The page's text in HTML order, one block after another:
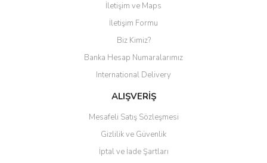
Yorum Yaz
İletişim ve Maps
İletişim Formu
Biz Kimiz?
Banka Hesap Numaralarımız
International Delivery
ALIŞVERİŞ
Mesafeli Satış Sözleşmesi
Gizlilik ve Güvenlik
İptal ve İade Şartları